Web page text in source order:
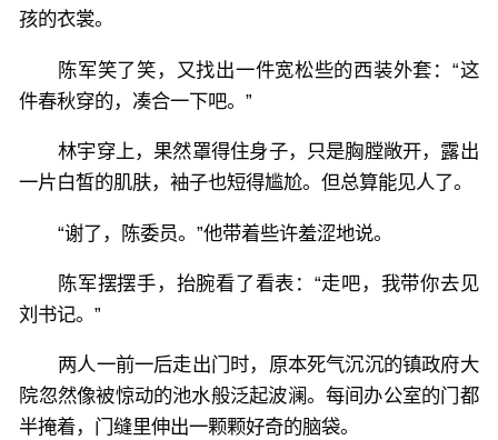
孩的衣裳。
陈军笑了笑，又找出一件宽松些的西装外套：“这
件春秋穿的，凑合一下吧。”
林宇穿上，果然罩得住身子，只是胸膛敞开，露出
一片白皙的肌肤，袖子也短得尴尬。但总算能见人了。
“谢了，陈委员。”他带着些许羞涩地说。
陈军摆摆手，抬腕看了看表：“走吧，我带你去见
刘书记。”
两人一前一后走出门时，原本死气沉沉的镇政府大
院忽然像被惊动的池水般泛起波澜。每间办公室的门都
半掩着，门缝里伸出一颗颗好奇的脑袋。